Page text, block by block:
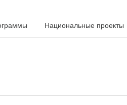
Национальные проекты